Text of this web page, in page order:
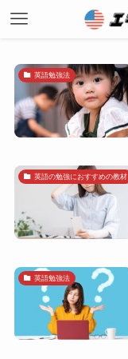
英語勉強法
英語の勉強におすすめの教材
英語勉強法